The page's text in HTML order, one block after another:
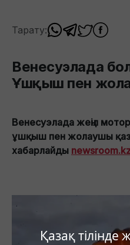
Қазақ
Тарату:
Венесуэлада
Ұшқыш пен
Венесуэлада жеңіл
ұшқыш пен жолаушы
хабарлайды